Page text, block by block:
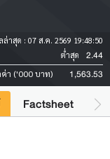
ล่าสุด : 07 ส.ค. 2569 19:48:50
ต่ำสุด 2.44
า ('000 บาท) 1,563.53
Factsheet